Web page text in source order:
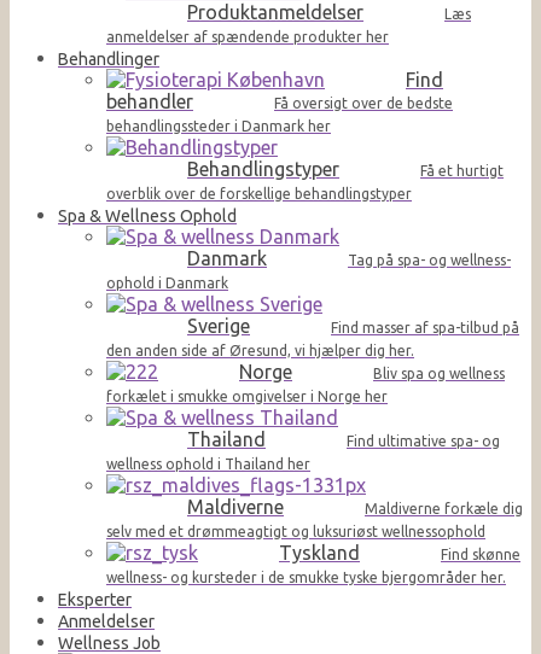
Produktanmeldelser
Læs
anmeldelser af spændende produkter her
Behandlinger
Find
behandler
Få oversigt over de bedste
behandlingssteder i Danmark her
Behandlingstyper
Få et hurtigt
overblik over de forskellige behandlingstyper
Spa & Wellness Ophold
Danmark
Tag på spa- og wellness-
ophold i Danmark
Sverige
Find masser af spa-tilbud på
den anden side af Øresund, vi hjælper dig her.
Norge
Bliv spa og wellness
forkælet i smukke omgivelser i Norge her
Thailand
Find ultimative spa- og
wellness ophold i Thailand her
Maldiverne
Maldiverne forkæle dig
selv med et drømmeagtigt og luksuriøst wellnessophold
Tyskland
Find skønne
wellness- og kursteder i de smukke tyske bjergområder her.
Eksperter
Anmeldelser
Wellness Job